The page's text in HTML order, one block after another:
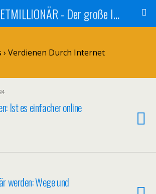
INTERNETMILLIONÄR - Der große Internetmarketer Vergleich
› Verdienen Durch Internet
Ist es einfacher online
werden: Wege und